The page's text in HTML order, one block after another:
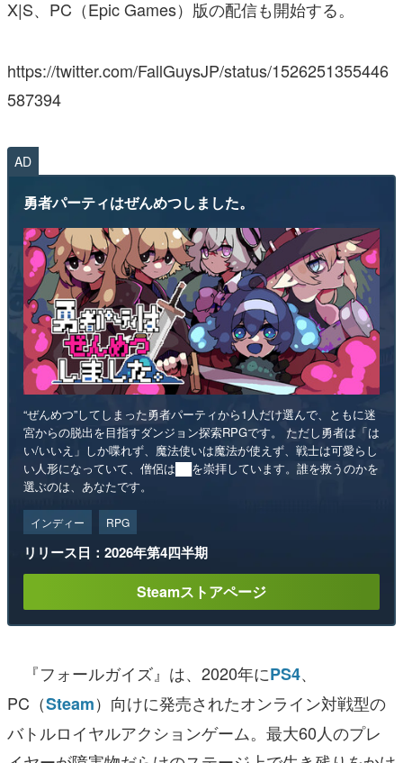
X|S、PC（Epic Games）版の配信も開始する。
https://twitter.com/FallGuysJP/status/1526251355446
587394
AD
勇者パーティはぜんめつしました。
“ぜんめつ”してしまった勇者パーティから1人だけ選んで、ともに迷
宮からの脱出を目指すダンジョン探索RPGです。 ただし勇者は「は
い/いいえ」しか喋れず、魔法使いは魔法が使えず、戦士は可愛らし
い人形になっていて、僧侶は██を崇拝しています。誰を救うのかを
選ぶのは、あなたです。
インディー RPG
リリース日：2026年第4四半期
Steamストアページ
『フォールガイズ』は、2020年にPS4、
PC（Steam）向けに発売されたオンライン対戦型の
バトルロイヤルアクションゲーム。最大60人のプレ